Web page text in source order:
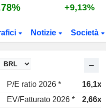
+9,13%
Notizie Società
P/E ratio 2026 *
16,1x
EV/Fatturato 2026 *
2,66x